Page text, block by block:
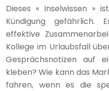
Dieses « Inselwissen »
Kündigung gefährlich.
effektive
Kollege im Urlaubsfall
Gesprächsnotizen auf
kleben? Wie kann das
fahren, wenn es die